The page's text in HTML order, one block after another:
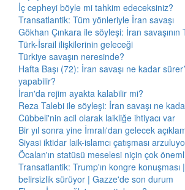
İç cepheyi böyle mi tahkim edeceksiniz?
Transatlantik: Tüm yönleriyle İran savaşı
Gökhan Çınkara ile söyleşi: İran
Türk-İsrail ilişkilerinin geleceği
Türkiye savaşın neresinde?
Hafta Başı (72): İran savaşı ne kadar
yapabilir?
İran'da rejim ayakta kalabilir mi?
Reza Talebi ile söyleşi: İran savaşı ne
Cübbeli'nin acil olarak laikliğe ihtiyacı var
Bir yıl sonra yine İmralı'dan gelecek
Siyasi iktidar laik-islamcı çatışması
Öcalan'ın statüsü meselesi niçin çok
Transatlantik: Trump'ın kongre
belirsizlik sürüyor | Gazze'de son durum